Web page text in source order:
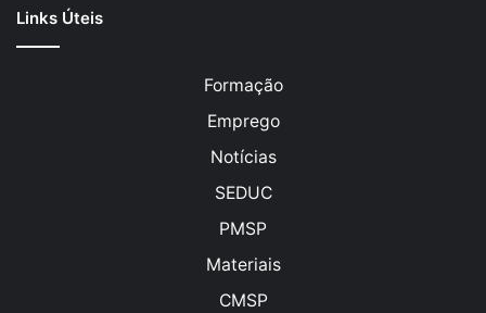
Links Úteis
Formação
Emprego
Notícias
SEDUC
PMSP
Materiais
CMSP